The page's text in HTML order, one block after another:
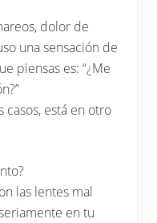
dolor de
una sensación de
piensas es: “¿Me
casos, está en otro
las lentes mal
en tu